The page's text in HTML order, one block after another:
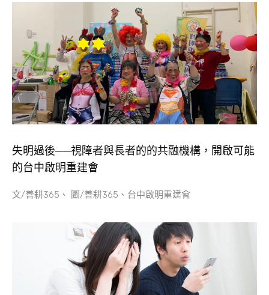
失明過後──視障者與長者的的共融機構，開啟可能
的台中啟明重建會
文/善耕365、 圖/善耕365、台中啟明重建會